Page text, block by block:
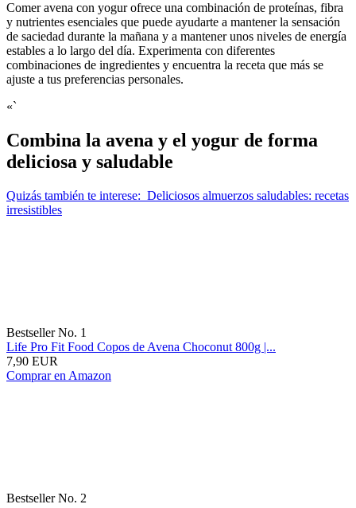
Comer avena con yogur ofrece una combinación de proteínas, fibra
y nutrientes esenciales que puede ayudarte a mantener la sensación
de saciedad durante la mañana y a mantener unos niveles de energía
estables a lo largo del día. Experimenta con diferentes
combinaciones de ingredientes y encuentra la receta que más se
ajuste a tus preferencias personales.
«`
Combina la avena y el yogur de forma
deliciosa y saludable
Quizás también te interese: Deliciosos almuerzos saludables: recetas
irresistibles
Bestseller No. 1
Life Pro Fit Food Copos de Avena Choconut 800g |...
7,90 EUR
Comprar en Amazon
Bestseller No. 2